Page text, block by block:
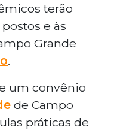
terão
e às
Grande
.
um convênio
de Campo
práticas de